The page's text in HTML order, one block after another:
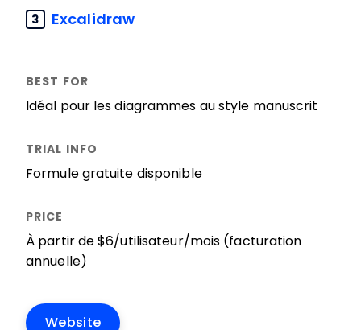
3 Excalidraw
Idéal pour les diagrammes au style manuscrit
Formule gratuite disponible
À partir de $6/utilisateur/mois (facturation
annuelle)
Website